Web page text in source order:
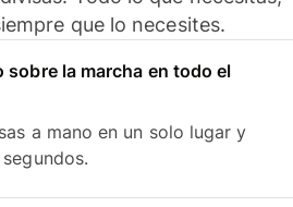
que lo necesites.
sobre la marcha en todo el
a mano en un solo lugar y